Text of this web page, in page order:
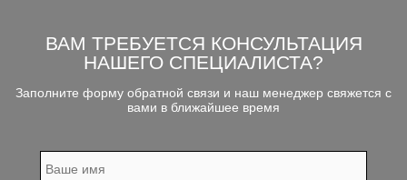
ВАМ ТРЕБУЕТСЯ КОНСУЛЬТАЦИЯ
НАШЕГО СПЕЦИАЛИСТА?
Заполните форму обратной связи и наш менеджер свяжется с
вами в ближайшее время